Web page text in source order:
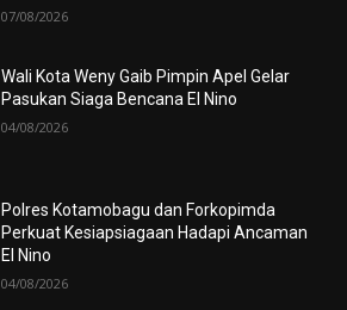
07/08/2026
Wali Kota Weny Gaib Pimpin Apel Gelar
Pasukan Siaga Bencana El Nino
04/08/2026
Polres Kotamobagu dan Forkopimda
Perkuat Kesiapsiagaan Hadapi Ancaman
El Nino
04/08/2026